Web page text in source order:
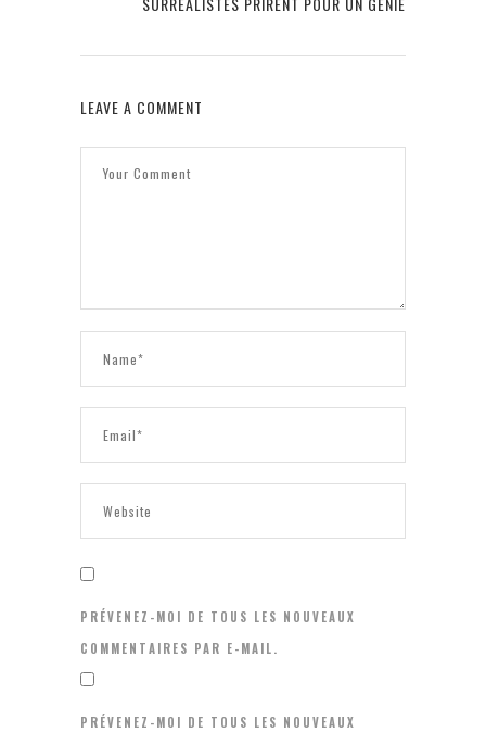
LEAVE A COMMENT
PRÉVENEZ-MOI DE TOUS LES NOUVEAUX
COMMENTAIRES PAR E-MAIL.
PRÉVENEZ-MOI DE TOUS LES NOUVEAUX